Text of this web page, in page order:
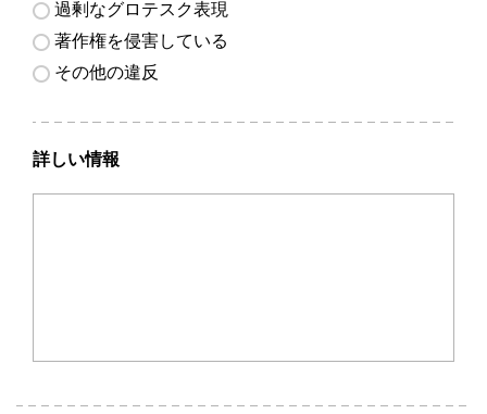
過剰なグロテスク表現
著作権を侵害している
その他の違反
詳しい情報